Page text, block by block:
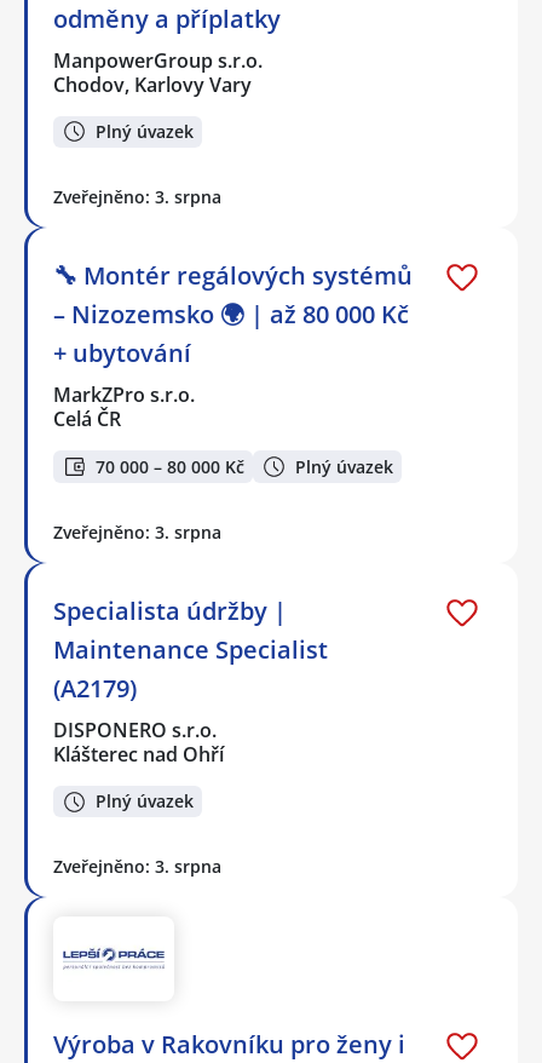
odměny a příplatky
ManpowerGroup s.r.o.
Chodov, Karlovy Vary
Plný úvazek
Zveřejněno: 3. srpna
🔧 Montér regálových systémů
– Nizozemsko 🌍 | až 80 000 Kč
+ ubytování
MarkZPro s.r.o.
Celá ČR
70 000 – 80 000 Kč Plný úvazek
Zveřejněno: 3. srpna
Specialista údržby |
Maintenance Specialist
(A2179)
DISPONERO s.r.o.
Klášterec nad Ohří
Plný úvazek
Zveřejněno: 3. srpna
Výroba v Rakovníku pro ženy i